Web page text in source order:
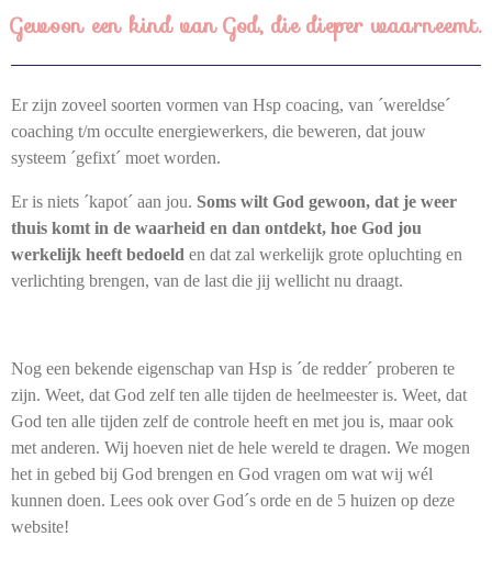
Gewoon een kind van God, die dieper waarneemt.
Er zijn zoveel soorten vormen van Hsp coacing, van ´wereldse´
coaching t/m occulte energiewerkers, die beweren, dat jouw
systeem ´gefixt´ moet worden.
Er is niets ´kapot´ aan jou. Soms wilt God gewoon, dat je weer
thuis komt in de waarheid en dan ontdekt, hoe God jou
werkelijk heeft bedoeld en dat zal werkelijk grote opluchting en
verlichting brengen, van de last die jij wellicht nu draagt.
Nog een bekende eigenschap van Hsp is ´de redder´ proberen te
zijn. Weet, dat God zelf ten alle tijden de heelmeester is. Weet, dat
God ten alle tijden zelf de controle heeft en met jou is, maar ook
met anderen. Wij hoeven niet de hele wereld te dragen. We mogen
het in gebed bij God brengen en God vragen om wat wij wél
kunnen doen. Lees ook over God´s orde en de 5 huizen op deze
website!